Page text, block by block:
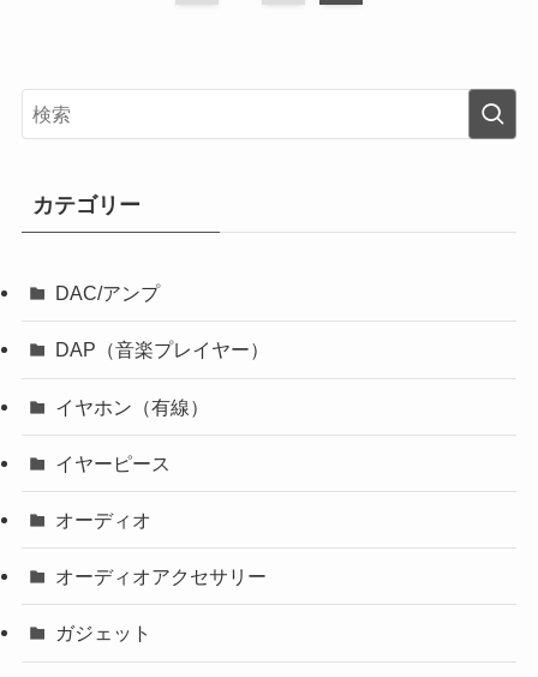
カテゴリー
DAC/アンプ
DAP（音楽プレイヤー）
イヤホン（有線）
イヤーピース
オーディオ
オーディオアクセサリー
ガジェット